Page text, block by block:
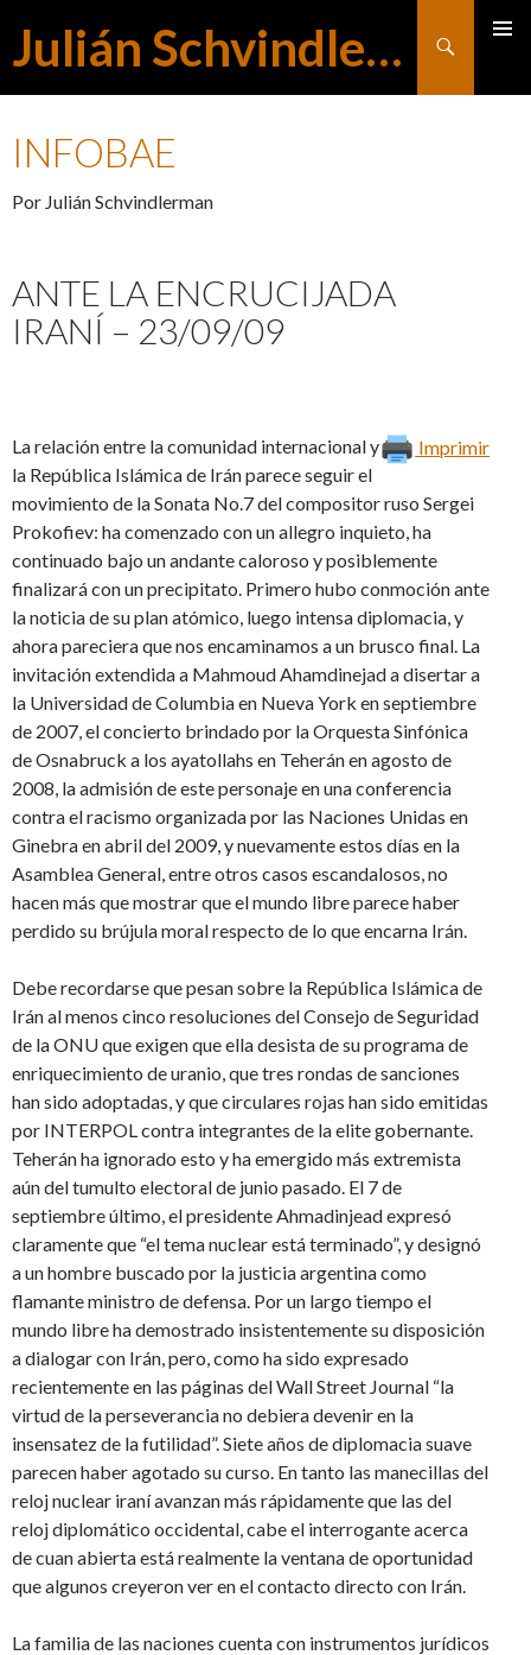
Julián Schvindlerman
Buscar
INFOBAE
Por Julián Schvindlerman
ANTE LA ENCRUCIJADA
IRANÍ – 23/09/09
Imprimir
La relación entre la comunidad internacional y
la República Islámica de Irán parece seguir el
movimiento de la Sonata No.7 del compositor ruso Sergei
Prokofiev: ha comenzado con un allegro inquieto, ha
continuado bajo un andante caloroso y posiblemente
finalizará con un precipitato. Primero hubo conmoción ante
la noticia de su plan atómico, luego intensa diplomacia, y
ahora pareciera que nos encaminamos a un brusco final. La
invitación extendida a Mahmoud Ahamdinejad a disertar a
la Universidad de Columbia en Nueva York en septiembre
de 2007, el concierto brindado por la Orquesta Sinfónica
de Osnabruck a los ayatollahs en Teherán en agosto de
2008, la admisión de este personaje en una conferencia
contra el racismo organizada por las Naciones Unidas en
Ginebra en abril del 2009, y nuevamente estos días en la
Asamblea General, entre otros casos escandalosos, no
hacen más que mostrar que el mundo libre parece haber
perdido su brújula moral respecto de lo que encarna Irán.
Debe recordarse que pesan sobre la República Islámica de
Irán al menos cinco resoluciones del Consejo de Seguridad
de la ONU que exigen que ella desista de su programa de
enriquecimiento de uranio, que tres rondas de sanciones
han sido adoptadas, y que circulares rojas han sido emitidas
por INTERPOL contra integrantes de la elite gobernante.
Teherán ha ignorado esto y ha emergido más extremista
aún del tumulto electoral de junio pasado. El 7 de
septiembre último, el presidente Ahmadinjead expresó
claramente que “el tema nuclear está terminado”, y designó
a un hombre buscado por la justicia argentina como
flamante ministro de defensa. Por un largo tiempo el
mundo libre ha demostrado insistentemente su disposición
a dialogar con Irán, pero, como ha sido expresado
recientemente en las páginas del Wall Street Journal “la
virtud de la perseverancia no debiera devenir en la
insensatez de la futilidad”. Siete años de diplomacia suave
parecen haber agotado su curso. En tanto las manecillas del
reloj nuclear iraní avanzan más rápidamente que las del
reloj diplomático occidental, cabe el interrogante acerca
de cuan abierta está realmente la ventana de oportunidad
que algunos creyeron ver en el contacto directo con Irán.
La familia de las naciones cuenta con instrumentos jurídicos